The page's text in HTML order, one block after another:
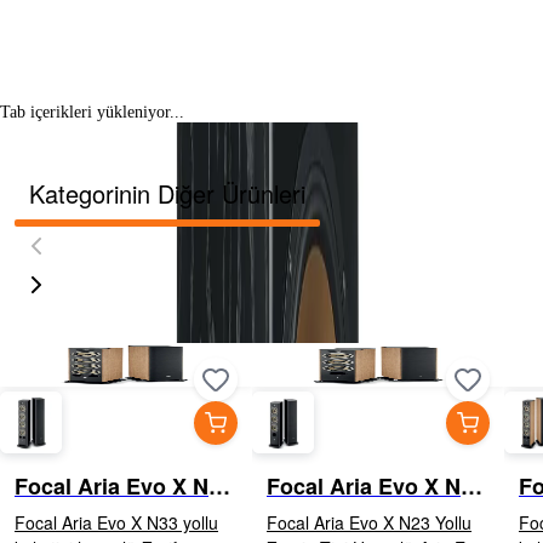
Tab içerikleri yükleniyor...
Kategorinin Diğer Ürünleri
Focal Aria Evo X N3
Prime Walnut
Focal Aria Evo X N33 yollu
Focal Aria Evo X N2
Prime Walnut
Focal Aria Evo X N23 Yollu